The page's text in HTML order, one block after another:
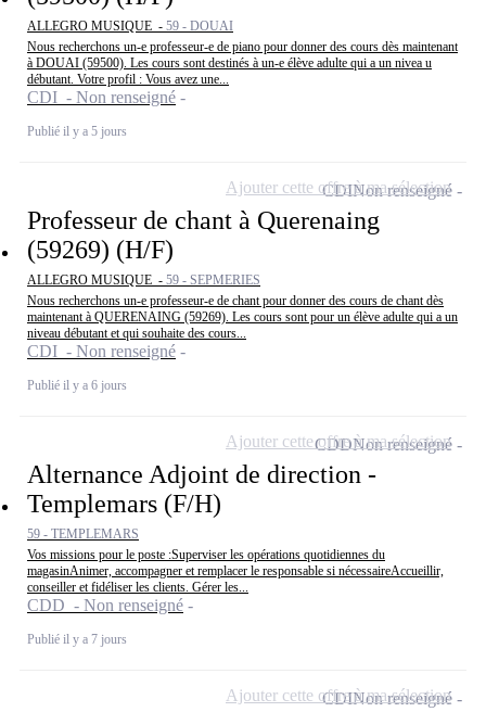
ALLEGRO MUSIQUE - 59 - DOUAI
Nous recherchons un-e professeur-e de piano pour donner des cours dès maintenant
à DOUAI (59500). Les cours sont destinés à un-e élève adulte qui a un nivea u
débutant. Votre profil : Vous avez une...
CDI - Non renseigné
Publié il y a 5 jours
Professeur de chant à Querenaing
(59269) (H/F)
ALLEGRO MUSIQUE - 59 - SEPMERIES
Nous recherchons un-e professeur-e de chant pour donner des cours de chant dès
maintenant à QUERENAING (59269). Les cours sont pour un élève adulte qui a un
niveau débutant et qui souhaite des cours...
CDI - Non renseigné
Publié il y a 6 jours
CDINon renseigné
Ajouter cette offre à ma sélection
Alternance Adjoint de direction -
Templemars (F/H)
59 - TEMPLEMARS
Vos missions pour le poste :Superviser les opérations quotidiennes du
magasinAnimer, accompagner et remplacer le responsable si nécessaireAccueillir,
conseiller et fidéliser les clients. Gérer les...
CDD - Non renseigné
Publié il y a 7 jours
CDDNon renseigné
Ajouter cette offre à ma sélection
CDINon renseigné
Ajouter cette offre à ma sélection